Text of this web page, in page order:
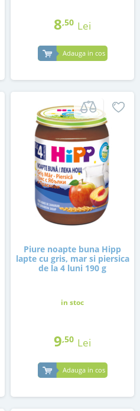
8,50 Lei
Adauga in cos
Piure noapte buna Hipp
lapte cu gris, mar si piersica
de la 4 luni 190 g
in stoc
9,50 Lei
Adauga in cos